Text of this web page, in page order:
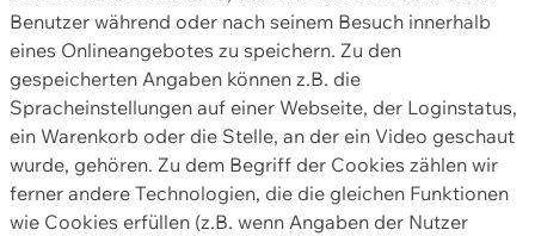
Benutzer während oder nach seinem Besuch innerhalb
eines Onlineangebotes zu speichern. Zu den
gespeicherten Angaben können z.B. die
Spracheinstellungen auf einer Webseite, der Loginstatus,
ein Warenkorb oder die Stelle, an der ein Video geschaut
wurde, gehören. Zu dem Begriff der Cookies zählen wir
ferner andere Technologien, die die gleichen Funktionen
wie Cookies erfüllen (z.B. wenn Angaben der Nutzer